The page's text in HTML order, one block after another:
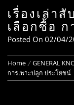
เรื่องเล่า
เลือกซื้อ ก
Posted On 02/04/
Home GENERAL
การเพาะปลูก ประโยชน์